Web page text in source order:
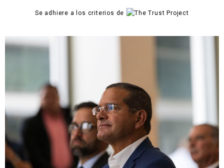
Se adhiere a los criterios de